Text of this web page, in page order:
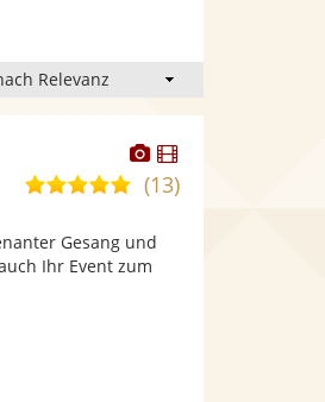
Dieser
Künstler
stellt
Fotos
bereit.
Dieser
Künstler
4,9
5
Sternen
(13)
Gesang und
Ihr Event zum